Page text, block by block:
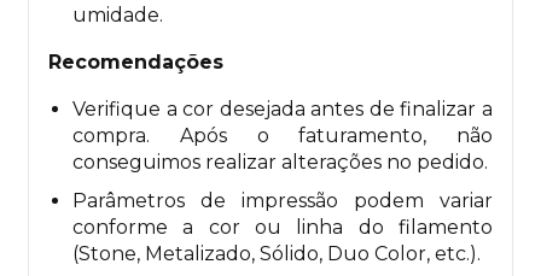
umidade.
Recomendações
Verifique a cor desejada antes de finalizar a
compra. Após o faturamento, não
conseguimos realizar alterações no pedido.
Parâmetros de impressão podem variar
conforme a cor ou linha do filamento
(Stone, Metalizado, Sólido, Duo Color, etc.).